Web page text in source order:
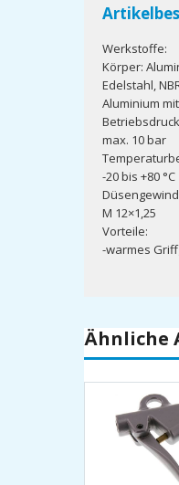
Werkstoffe:
Körper:
Edelstahl,
Aluminium
max. 10 bar
-20 bis +80 °C
M 12×1,25
Vorteile:
-warmes
Ähnliche